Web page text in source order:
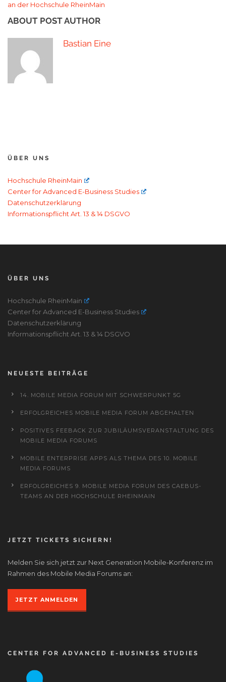
an der Hochschule RheinMain
ABOUT POST AUTHOR
Bastian Eine
ÜBER UNS
Hochschule RheinMain
Center for Advanced E-Business Studies
Datenschutzerklärung
Informationspflicht Art. 13 & 14 DSGVO
ÜBER UNS
Hochschule RheinMain
Center for Advanced E-Business Studies
Datenschutzerklärung
Informationspflicht Art. 13 & 14 DSGVO
NEUESTE BEITRÄGE
14. MOBILE MEDIA FORUM MIT SCHWERPUNKT 5G
ERFOLGREICHES MOBILE MEDIA FORUM ABGEHALTEN
POSITIVES FEEBACK ZUR JUBILÄUMSVERANSTALTUNG DES
MOBILE MEDIA FORUMS
MOBILE ENTERPRISE APPS ALS THEMA DES 10. MOBILE
MEDIA FORUMS
ERFOLGREICHES 9. MOBILE MEDIA FORUM DES CAEBUS-
TEAMS AN DER HOCHSCHULE RHEINMAIN
JETZT TICKETS SICHERN!
Melden Sie sich jetzt zur Next Generation Mobile-Konferenz im
Rahmen des Mobile Media Forums an:
JETZT ANMELDEN
CENTER FOR ADVANCED E-BUSINESS STUDIES